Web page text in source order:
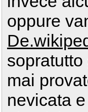
oppure
mai
nevicata